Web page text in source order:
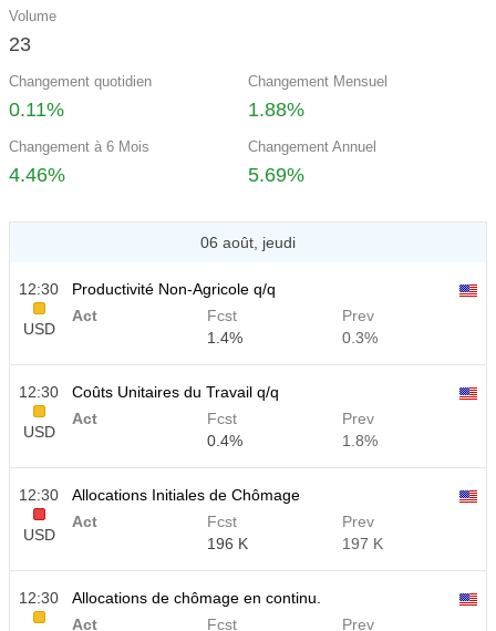
Volume
23
Changement quotidien
0.11%
Changement Mensuel
1.88%
Changement à 6 Mois
4.46%
Changement Annuel
5.69%
06 août, jeudi
12:30
USD
Productivité Non-Agricole q/q
Act
Fcst
1.4%
Prev
0.3%
12:30
USD
Coûts Unitaires du Travail q/q
Act
Fcst
0.4%
Prev
1.8%
12:30
USD
Allocations Initiales de Chômage
Act
Fcst
196 K
Prev
197 K
12:30
Allocations de chômage en continu.
Act
Fcst Prev